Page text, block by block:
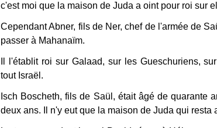
c'est moi que la maison de Juda a oint pour roi sur
Cependant Abner, fils de Ner, chef de l'armée de
passer à Mahanaïm.
Il l'établit roi sur Galaad, sur les Gueschuriens,
tout Israël.
Isch Boscheth, fils de Saül, était âgé de quarante
deux ans. Il n'y eut que la maison de Juda qui resta